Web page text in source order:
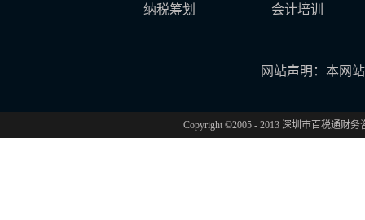
纳税筹划 会计培训
网站声明：本网
Copyright ©2005 - 2013 深圳市百税通财务